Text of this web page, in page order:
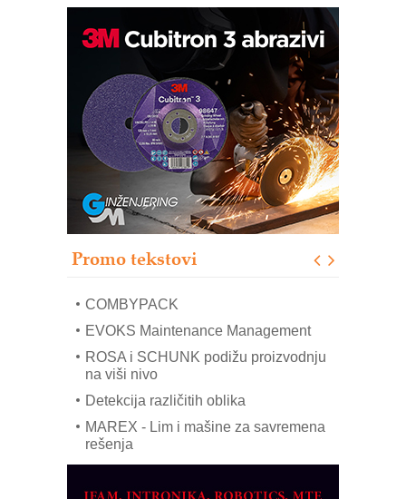
Promo tekstovi
Bezbednost na prvom mestu!
IB BLUMENAUER - više od 40 godina
poverenja u industriji
RMQ-TITAN ADVANCED INDICATOR
– Pametna signalizacija za efikasnije
upravljanje mašinama
Sigurnije ispitivanje transformatora u
solarnim elektranama i vetroparkovima
Pranje točkova na gradilištu- standard
modernog i odgovornog građenja
mrežnog pretvarača sa tečnim
COMBYPACK
EVOKS Maintenance Management
ROSA i SCHUNK podižu proizvodnju
na viši nivo
Detekcija različitih oblika
MAREX - Lim i mašine za savremena
rešenja
partner